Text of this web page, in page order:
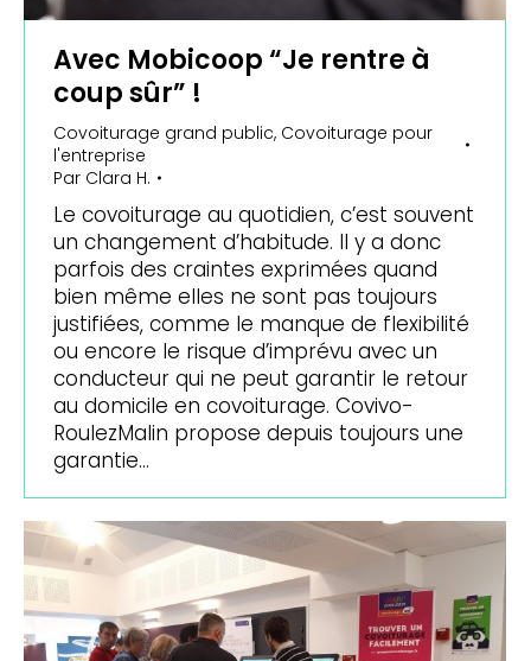
Avec Mobicoop “Je rentre à
coup sûr” !
Covoiturage grand public, Covoiturage pour
l'entreprise
Par Clara H.
Le covoiturage au quotidien, c’est souvent
un changement d’habitude. Il y a donc
parfois des craintes exprimées quand
bien même elles ne sont pas toujours
justifiées, comme le manque de flexibilité
ou encore le risque d’imprévu avec un
conducteur qui ne peut garantir le retour
au domicile en covoiturage. Covivo-
RoulezMalin propose depuis toujours une
garantie…